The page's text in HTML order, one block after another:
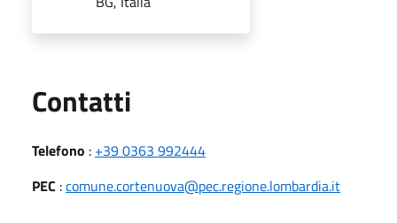
Contatti
Telefono : +39 0363 992444
PEC :comune.cortenuova@pec.regione.lombardia.it